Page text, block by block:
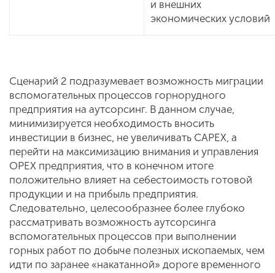
и внешних
экономических условий
Сценарий 2 подразумевает возможность миграции
вспомогательных процессов горнорудного
предприятия на аутсорсинг. В данном случае,
минимизируется необходимость вносить
инвестиции в бизнес, не увеличивать CAPEX, а
перейти на максимизацию внимания и управления
OPEX предприятия, что в конечном итоге
положительно влияет на себестоимость готовой
продукции и на прибыль предприятия.
Следовательно, целесообразнее более глубоко
рассматривать возможность аутсорсинга
вспомогательных процессов при выполнении
горных работ по добыче полезных ископаемых, чем
идти по заранее «накатанной» дороге временного